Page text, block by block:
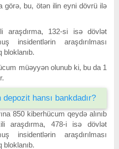
görə, bu, ötən ilin eyni dövrü ilə
araşdırma, 132-si isə dövlət
insidentlərin araşdırılması
bloklanıb.
müəyyən olunub ki, bu da 1
hansı bankdadır?
850 kiberhücum qeydə alınıb
araşdırma, 478-i isə dövlət
insidentlərin araşdırılması
bloklanıb.